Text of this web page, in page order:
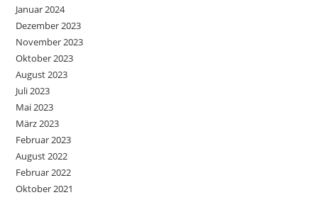
Januar 2024
Dezember 2023
November 2023
Oktober 2023
August 2023
Juli 2023
Mai 2023
März 2023
Februar 2023
August 2022
Februar 2022
Oktober 2021